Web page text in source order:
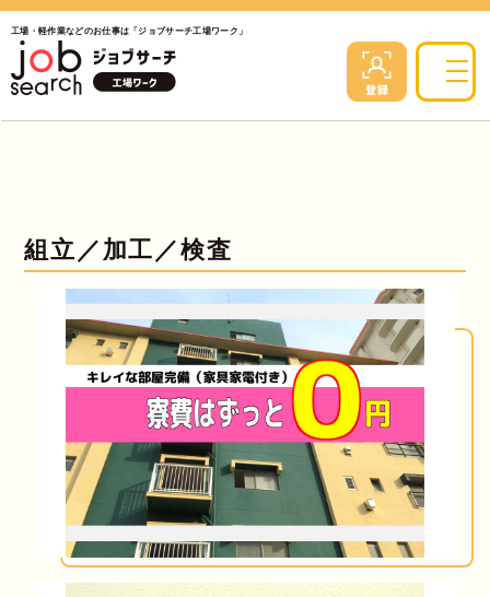
工場・軽作業などのお仕事は「ジョブサーチ工場ワーク」
組立／加工／検査